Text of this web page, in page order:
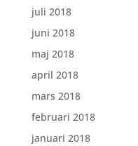
juli 2018
juni 2018
maj 2018
april 2018
mars 2018
februari 2018
januari 2018